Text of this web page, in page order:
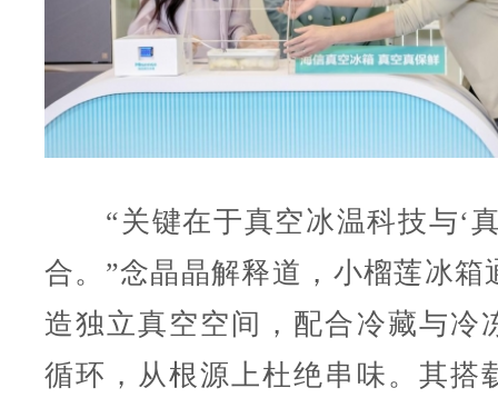
“关键在于真空冰温科技与‘真
合。”念晶晶解释道，小榴莲冰箱
造独立真空空间，配合冷藏与冷
循环，从根源上杜绝串味。其搭